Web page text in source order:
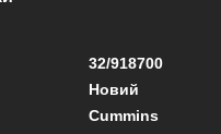
32/918700
Новий
Cummins